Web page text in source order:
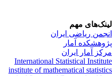
مهم
ریاضی ایران
آمار
آمار ایران
International Statistical
institute of mathematical